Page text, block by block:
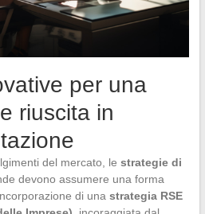
per una
riuscita in
del mercato, le strategie di
devono assumere una forma
di una strategia RSE